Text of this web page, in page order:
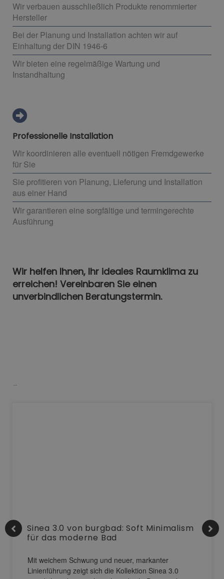
Wir verbauen ausschließlich Produkte renommierter
Hersteller
Bei der Planung und Installation achten wir auf
Einhaltung der DIN 1946-6
Wir bieten eine regelmäßige Wartung und
Instandhaltung
Professionelle Installation
Wir koordinieren alle eventuell nötigen Fremdgewerke
für Sie
Sie profitieren von Planung, Lieferung und Installation
aus einer Hand
Wir garantieren eine sorgfältige und termingerechte
Ausführung
Wir helfen Ihnen, Ihr ideales Raumklima zu
erreichen! Vereinbaren Sie einen
unverbindlichen Beratungstermin.
Sinea 3.0 von burgbad: Soft Minimalism
für das moderne Bad
Mit weichem Schwung und neuer, markanter
Linienführung zeigt sich die Kollektion Sinea 3.0